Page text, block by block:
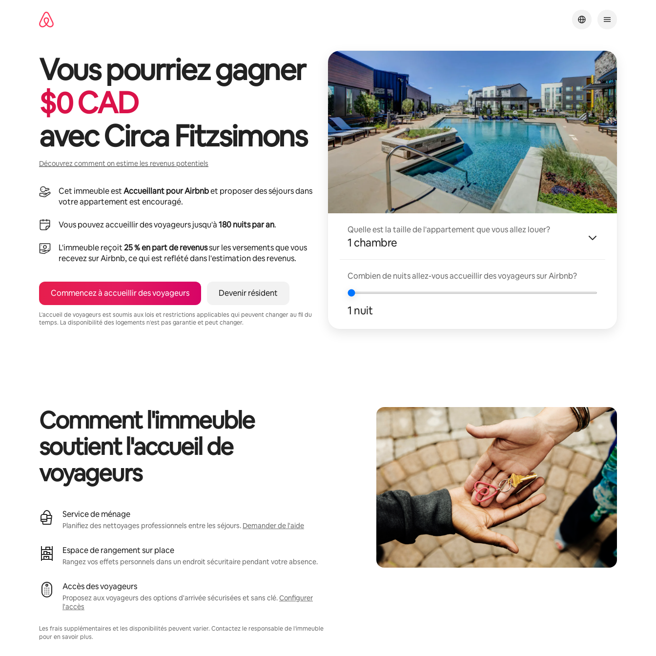
Vous pourriez gagner
$0CAD
avecCirca Fitzsimons
Découvrez comment on estime les revenus potentiels
Cet immeuble estAccueillant pour Airbnbet proposer des séjours dans
votre appartement est encouragé.
Vous pouvez accueillir des voyageurs jusqu'à180 nuits par an.
L'immeuble reçoit25 % en part de revenussur les versements que vous
recevez sur Airbnb, ce qui est reflété dans l'estimation des revenus.
Commencez à accueillir des voyageurs Devenir résident
L'accueil de voyageurs est soumis aux lois et restrictions applicables qui peuvent changer au fil du
temps. La disponibilité des logements n'est pas garantie et peut changer.
Quelle est la taille de l'appartement que vous allez louer?
1 chambre
Combien de nuits allez-vous accueillir des voyageurs sur Airbnb?
1 nuit
Comment l'immeuble
soutient l'accueil de
voyageurs
Service de ménage
Planifiez des nettoyages professionnels entre les séjours. Demander de l'aide
Espace de rangement sur place
Rangez vos effets personnels dans un endroit sécuritaire pendant votre absence.
Accès des voyageurs
Proposez aux voyageurs des options d'arrivée sécurisées et sans clé.Configurer
l'accès
Les frais supplémentaires et les disponibilités peuvent varier. Contactez le responsable de l'immeuble
pour en savoir plus.